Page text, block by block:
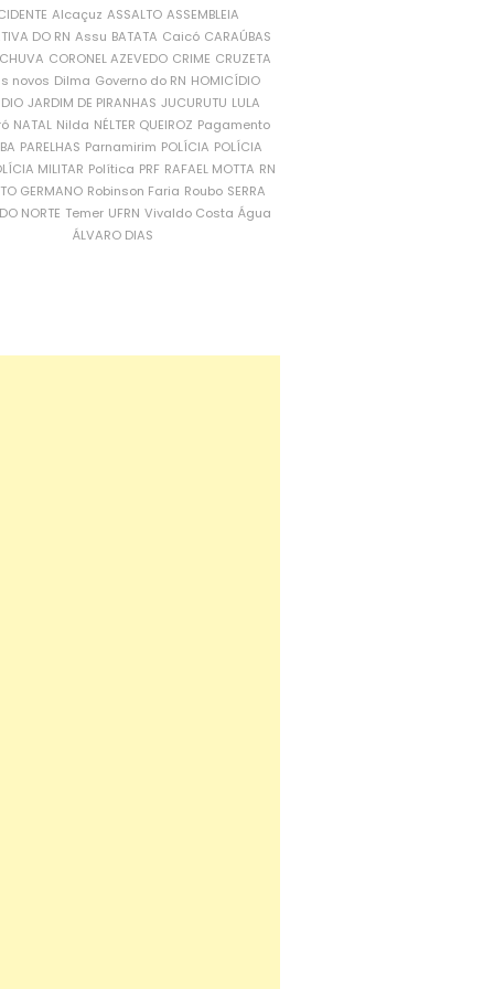
Alcaçuz ASSALTO ASSEMBLEIA
DO RN Assu BATATA Caicó CARAÚBAS
CORONEL AZEVEDO CRIME CRUZETA
novos Dilma Governo do RN HOMICÍDIO
JARDIM DE PIRANHAS JUCURUTU LULA
NATAL Nilda NÉLTER QUEIROZ Pagamento
PARELHAS Parnamirim POLÍCIA POLÍCIA
MILITAR Política PRF RAFAEL MOTTA RN
GERMANO Robinson Faria Roubo SERRA
NORTE Temer UFRN Vivaldo Costa Água
ÁLVARO DIAS